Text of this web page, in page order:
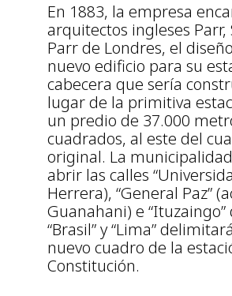
En 1883, la empresa
arquitectos ingleses
Parr de Londres, el
nuevo edificio para su
cabecera que sería
lugar de la primitiva
un predio de 37.000
cuadrados, al este del
original. La
abrir las calles
Herrera), “General Paz”
Guanahani) e “Ituzaingo”
“Brasil” y “Lima”
nuevo cuadro de la
Constitución.